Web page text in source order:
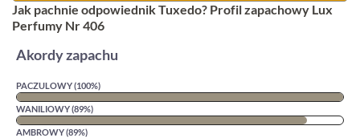
Jak pachnie odpowiednik Tuxedo? Profil zapachowy Lux
Perfumy Nr 406
Akordy zapachu
PACZULOWY (100%)
WANILIOWY (89%)
AMBROWY (89%)